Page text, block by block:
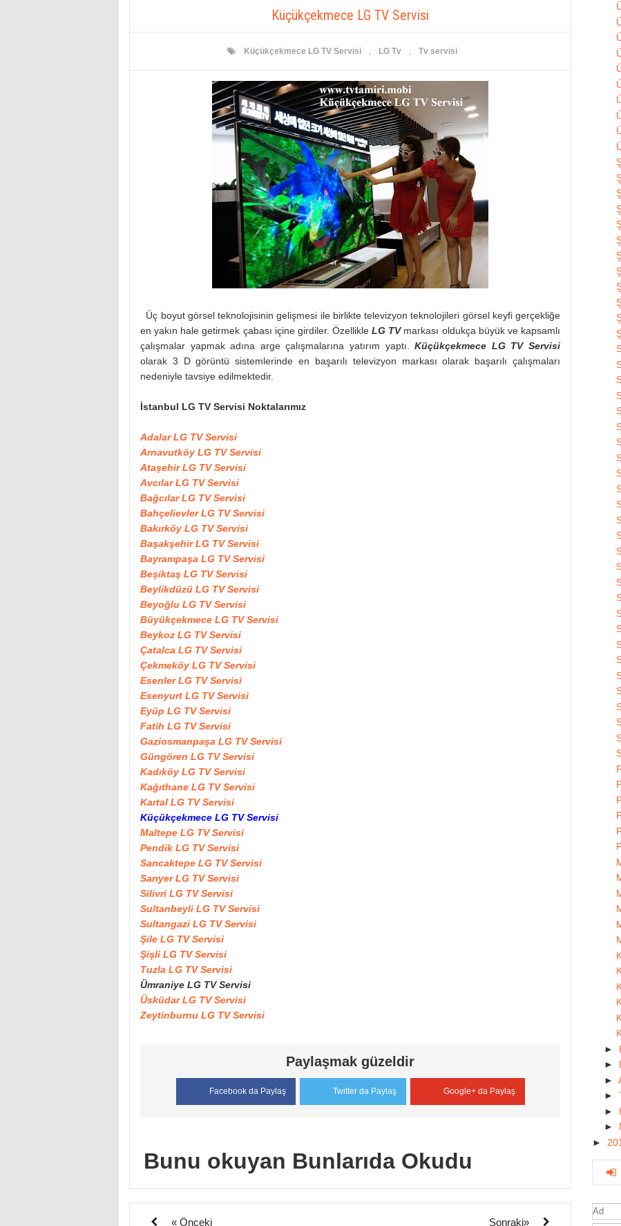
Küçükçekmece LG TV Servisi
Küçükçekmece LG TV Servisi , LG Tv , Tv servisi
Üç boyut görsel teknolojisinin gelişmesi ile birlikte televizyon teknolojileri görsel keyfi gerçekliğe
en yakın hale getirmek çabası içine girdiler. ÖzellikleLG TVmarkası oldukça büyük ve kapsamlı
çalışmalar yapmak adına arge çalışmalarına yatırım yaptı.Küçükçekmece LG TV Servisi
olarak 3 D görüntü sistemlerinde en başarılı televizyon markası olarak başarılı çalışmaları
nedeniyle tavsiye edilmektedir.
İstanbul LG TV Servisi Noktalarımız
Adalar LG TV Servisi
Arnavutköy LG TV Servisi
Ataşehir LG TV Servisi
Avcılar LG TV Servisi
Bağcılar LG TV Servisi
Bahçelievler LG TV Servisi
Bakırköy LG TV Servisi
Başakşehir LG TV Servisi
Bayrampaşa LG TV Servisi
Beşiktaş LG TV Servisi
Beylikdüzü LG TV Servisi
Beyoğlu LG TV Servisi
Büyükçekmece LG TV Servisi
Beykoz LG TV Servisi
Çatalca LG TV Servisi
Çekmeköy LG TV Servisi
Esenler LG TV Servisi
Esenyurt LG TV Servisi
Eyüp LG TV Servisi
Fatih LG TV Servisi
Gaziosmanpaşa LG TV Servisi
Güngören LG TV Servisi
Kadıköy LG TV Servisi
Kağıthane LG TV Servisi
Kartal LG TV Servisi
Küçükçekmece LG TV Servisi
Maltepe LG TV Servisi
Pendik LG TV Servisi
Sancaktepe LG TV Servisi
Sarıyer LG TV Servisi
Silivri LG TV Servisi
Sultanbeyli LG TV Servisi
Sultangazi LG TV Servisi
Şile LG TV Servisi
Şişli LG TV Servisi
Tuzla LG TV Servisi
Ümraniye LG TV Servisi
Üsküdar LG TV Servisi
Zeytinburnu LG TV Servisi
Paylaşmak güzeldir
Facebook da Paylaş Twitter da Paylaş Google+ da Paylaş
Bunu okuyan Bunlarıda Okudu
« Önceki Sonraki»
►
►
►
►
►
►
►